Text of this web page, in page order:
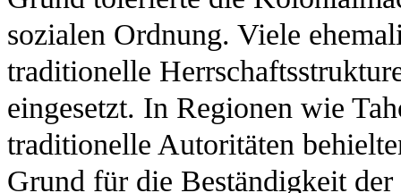
sozialen Ordnung. Viele
traditionelle
eingesetzt. In Regionen wie
traditionelle Autoritäten
Grund für die Beständigkeit